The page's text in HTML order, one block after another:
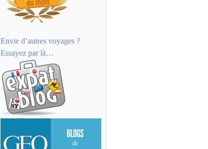
Envie d’autres voyages ?
Essayez par là…